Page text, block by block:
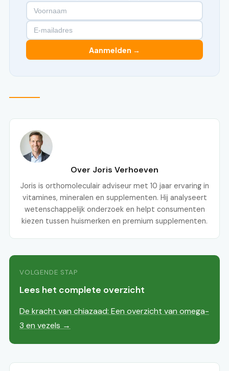
Aanmelden →
Over Joris Verhoeven
Joris is orthomoleculair adviseur met 10 jaar ervaring in
vitamines, mineralen en supplementen. Hij analyseert
wetenschappelijk onderzoek en helpt consumenten
kiezen tussen huismerken en premium supplementen.
VOLGENDE STAP
Lees het complete overzicht
De kracht van chiazaad: Een overzicht van omega-
3 en vezels →